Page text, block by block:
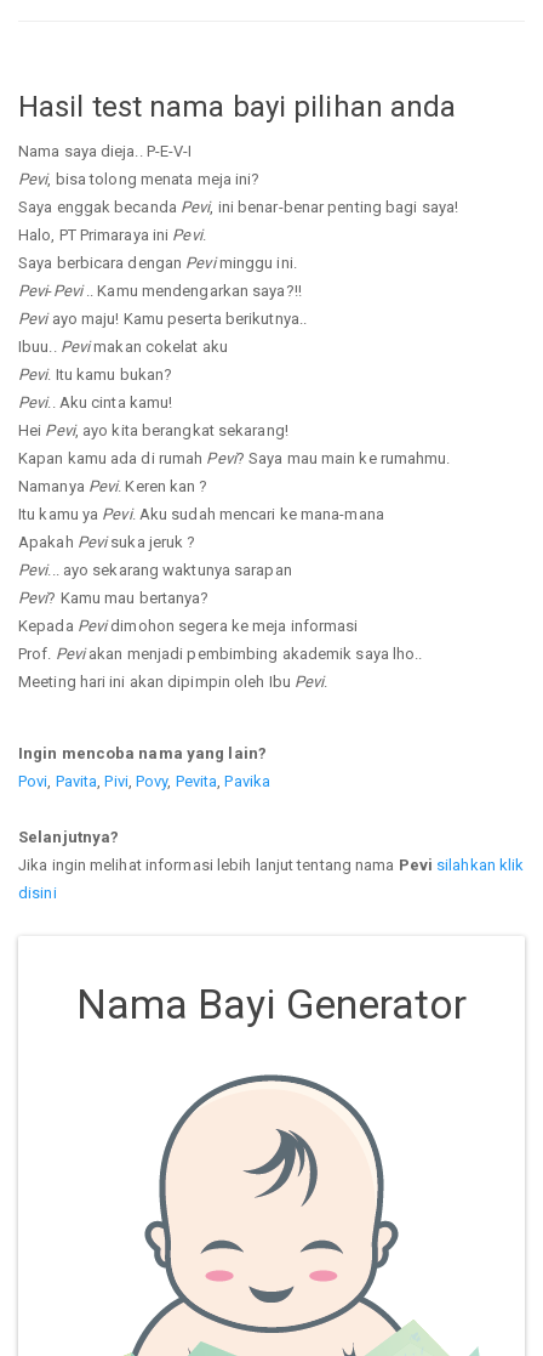
Hasil test nama bayi pilihan anda
Nama saya dieja.. P-E-V-I
Pevi, bisa tolong menata meja ini?
Saya enggak becanda Pevi, ini benar-benar penting bagi saya!
Halo, PT Primaraya ini Pevi.
Saya berbicara dengan Peviminggu ini.
Pevi-Pevi.. Kamu mendengarkan saya?!!
Peviayo maju! Kamu peserta berikutnya..
Ibuu.. Pevimakan cokelat aku
Pevi. Itu kamu bukan?
Pevi.. Aku cinta kamu!
Hei Pevi, ayo kita berangkat sekarang!
Kapan kamu ada di rumah Pevi? Saya mau main ke rumahmu.
Namanya Pevi. Keren kan ?
Itu kamu ya Pevi. Aku sudah mencari ke mana-mana
Apakah Pevisuka jeruk ?
Pevi... ayo sekarang waktunya sarapan
Pevi? Kamu mau bertanya?
Kepada Pevidimohon segera ke meja informasi
Prof. Peviakan menjadi pembimbing akademik saya lho..
Meeting hari ini akan dipimpin oleh Ibu Pevi.
Ingin mencoba nama yang lain?
Povi Pavita ,Pivi,Povy, Pevita ,Pavika
Selanjutnya?
Jika ingin melihat informasi lebih lanjut tentang nama Pevi silahkan klik
disini
Nama Bayi Generator